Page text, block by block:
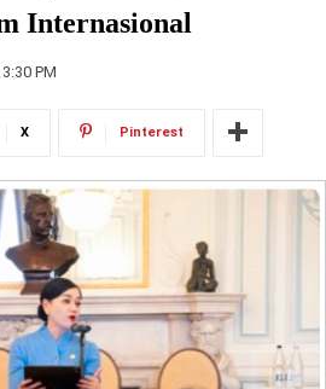
Internasional
PM
X Pinterest